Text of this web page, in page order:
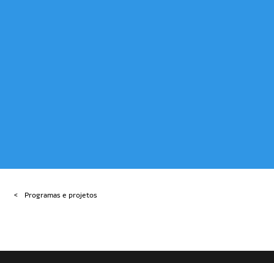
Programas e projetos